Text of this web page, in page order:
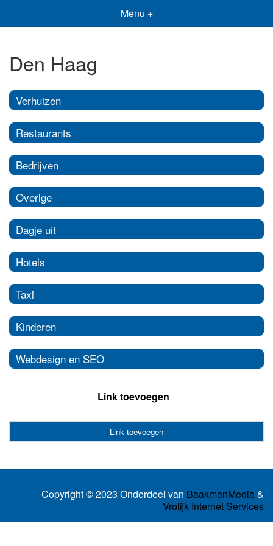
Menu +
Den Haag
Verhuizen
Restaurants
Bedrijven
Overige
Dagje uit
Hotels
Taxi
Kinderen
Webdesign en SEO
Link toevoegen
Link toevoegen
Copyright © 2023 Onderdeel van BaakmanMedia&
Vrolijk Internet Services